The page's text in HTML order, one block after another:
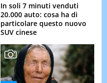
In soli 7 minuti venduti
20.000 auto: cosa ha di
particolare questo nuovo
SUV cinese